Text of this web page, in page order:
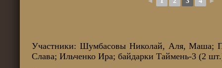
Участники: Шумбасовы Николай, Аля, Маша;
Слава; Ильченко Ира; байдарки Таймень-3 (2